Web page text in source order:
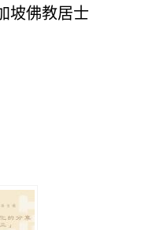
佛教居士